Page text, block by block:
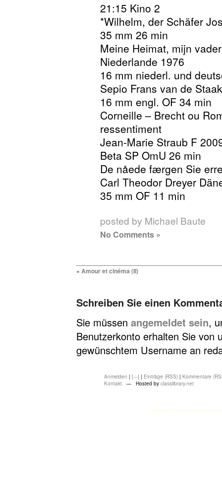
21:15 Kino 2
*Wilhelm, der Schäfer
35 mm 26 min
Meine Heimat, mijn
Niederlande 1976
16 mm niederl. und
Sepio Frans van de
16 mm engl. OF 34 min
Corneille – Brecht ou
ressentiment
Jean-Marie Straub F
Beta SP OmU 26 min
De nåede færgen Sie
Carl Theodor Dreyer
35 mm OF 11 min
posted by Michael Baute
No Comments »
« Amour et cinéma (II)
Schreiben Sie einen
Sie müssen angemeldet sein,
Benutzerkonto erhalten Sie von
gewünschtem Username an
Anmelden | [---] | Einträge (RSS) | Kommentare
Kontakt — Hosted by classlibrary.net
atasehir escort atasehir